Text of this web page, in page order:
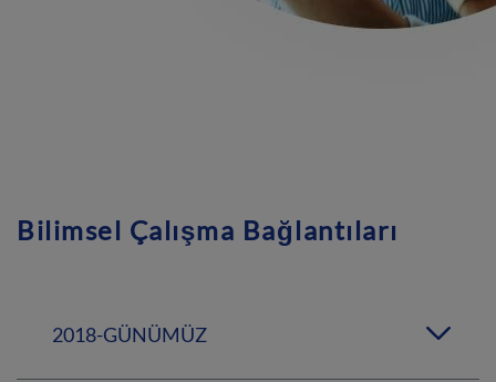
Bilimsel Çalışma Bağlantıları
2018-GÜNÜMÜZ